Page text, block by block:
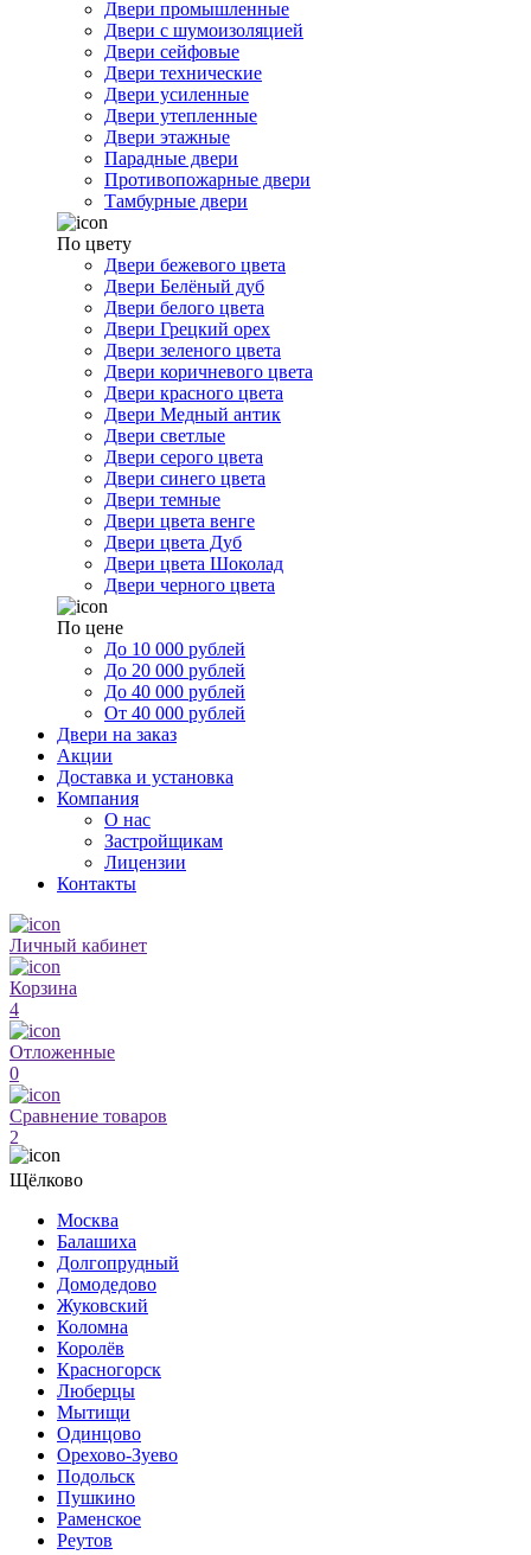
Двери промышленные
Двери с шумоизоляцией
Двери сейфовые
Двери технические
Двери усиленные
Двери утепленные
Двери этажные
Парадные двери
Противопожарные двери
Тамбурные двери
По цвету
Двери бежевого цвета
Двери Белёный дуб
Двери белого цвета
Двери Грецкий орех
Двери зеленого цвета
Двери коричневого цвета
Двери красного цвета
Двери Медный антик
Двери светлые
Двери серого цвета
Двери синего цвета
Двери темные
Двери цвета венге
Двери цвета Дуб
Двери цвета Шоколад
Двери черного цвета
По цене
До 10 000 рублей
До 20 000 рублей
До 40 000 рублей
От 40 000 рублей
Двери на заказ
Акции
Доставка и установка
Компания
О нас
Застройщикам
Лицензии
Контакты
Личный кабинет
Корзина
4
Отложенные
0
Сравнение товаров
2
Щёлково
Москва
Балашиха
Долгопрудный
Домодедово
Жуковский
Коломна
Королёв
Красногорск
Люберцы
Мытищи
Одинцово
Орехово-Зуево
Подольск
Пушкино
Раменское
Реутов